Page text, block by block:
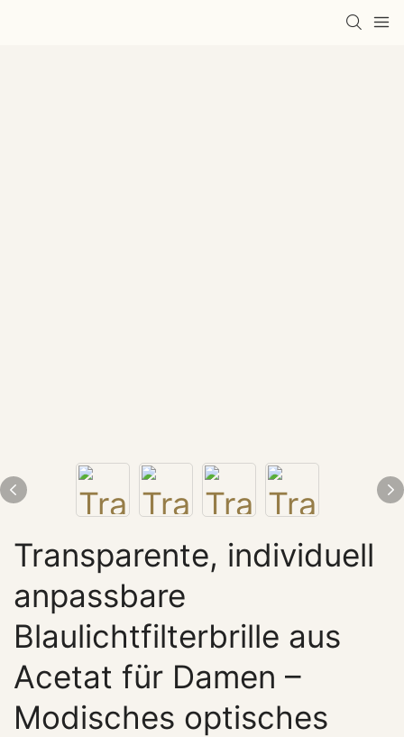
Transparente, individuell
anpassbare
Blaulichtfilterbrille aus
Acetat für Damen –
Modisches optisches